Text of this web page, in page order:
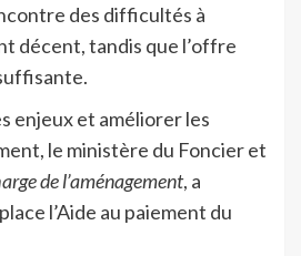
des difficultés à
décent, tandis que l’offre
enjeux et améliorer les
le ministère du Foncier et
de l’aménagement, a
l’Aide au paiement du